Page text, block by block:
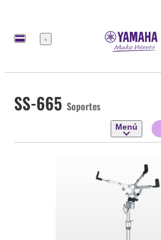
Menú
SS-665 Soportes
Menú